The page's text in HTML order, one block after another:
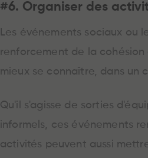
#6. Organiser des
Les événements sociaux ou
renforcement de la
mieux se connaître, dans un
Qu'il s'agisse de sorties
informels, ces événements
activités peuvent aussi